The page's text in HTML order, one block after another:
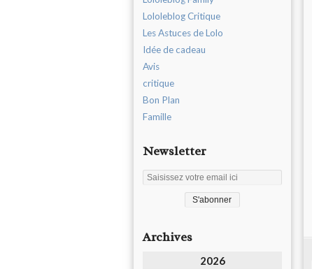
Lololeblog Critique
Les Astuces de Lolo
Idée de cadeau
Avis
critique
Bon Plan
Famille
Newsletter
Archives
2026